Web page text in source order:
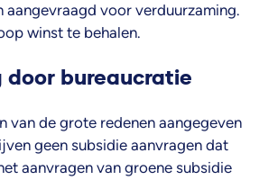
aangevraagd voor verduurzaming.
winst te behalen.
door bureaucratie
van de grote redenen aangegeven
geen subsidie aanvragen dat
aanvragen van groene subsidie